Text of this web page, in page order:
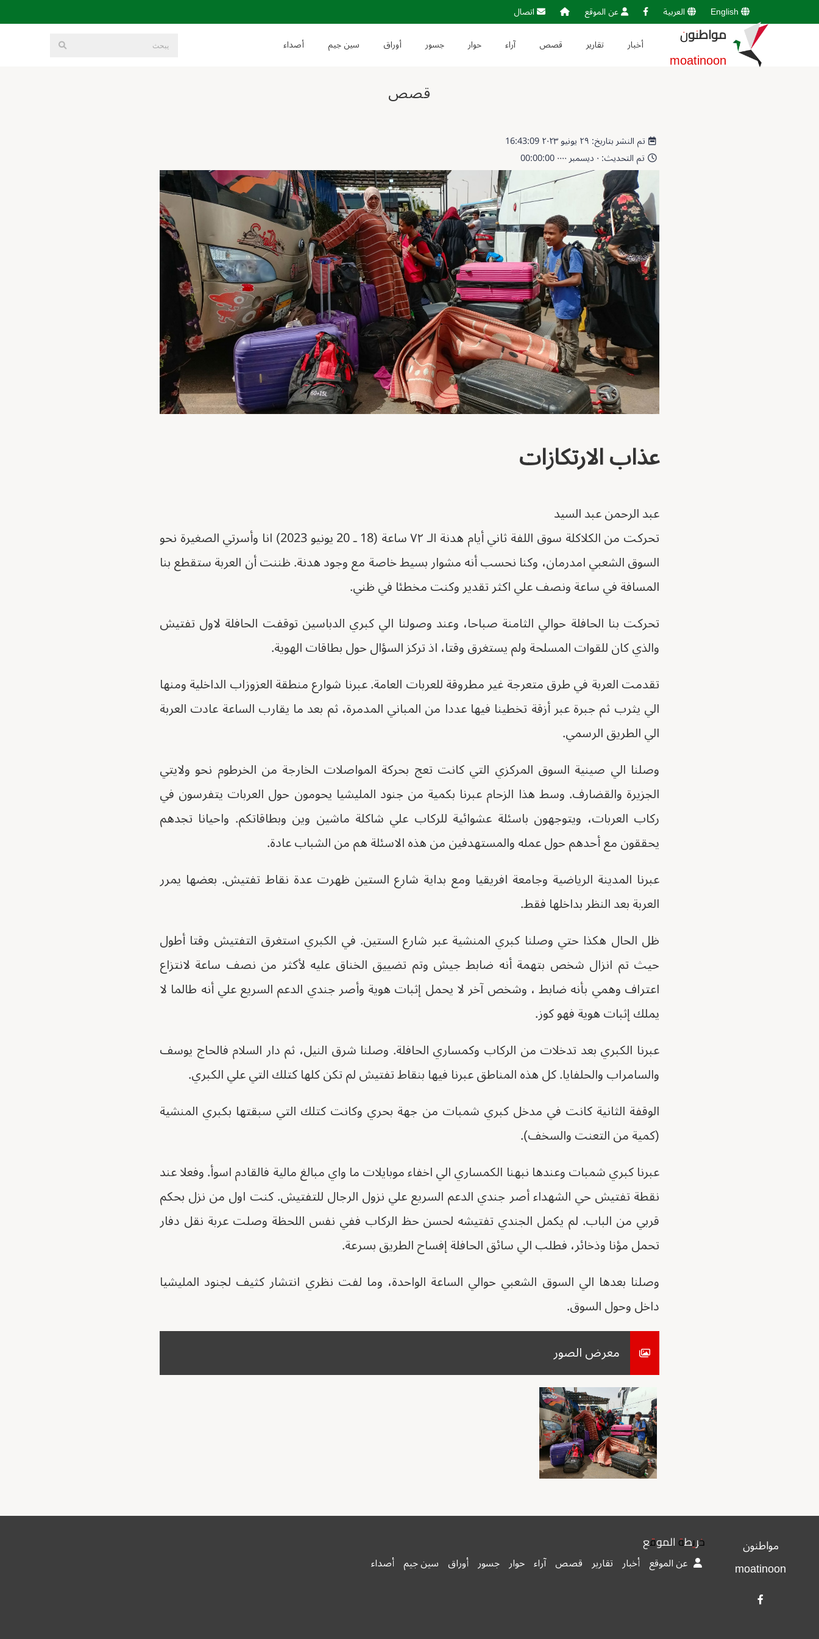
English العربية عن الموقع اتصال
مواطنون
moatinoon
أخبار تقارير قصص آراء حوار جسور أوراق سين جيم أصداء
قصص
تم النشر بتاريخ: ٢٩ يونيو ٢٠٢٣ 16:43:09
تم التحديث: ٠ ديسمبر ٠٠٠٠ 00:00:00
عذاب الارتكازات
عبد الرحمن عبد السيد
تحركت من الكلاكلة سوق اللفة ثاني أيام هدنة الـ ٧٢ ساعة (18 ـ 20 يونيو 2023) انا وأسرتي الصغيرة نحو
السوق الشعبي امدرمان، وكنا نحسب أنه مشوار بسيط خاصة مع وجود هدنة. ظننت أن العربة ستقطع بنا
المسافة في ساعة ونصف علي اكثر تقدير وكنت مخطئا في ظني.
تحركت بنا الحافلة حوالي الثامنة صباحا، وعند وصولنا الي كبري الدباسين توقفت الحافلة لاول تفتيش
والذي كان للقوات المسلحة ولم يستغرق وقتا، اذ تركز السؤال حول بطاقات الهوية.
تقدمت العربة في طرق متعرجة غير مطروقة للعربات العامة. عبرنا شوارع منطقة العزوزاب الداخلية ومنها
الي يثرب ثم جبرة عبر أزقة تخطينا فيها عددا من المباني المدمرة، ثم بعد ما يقارب الساعة عادت العربة
الي الطريق الرسمي.
وصلنا الي صينية السوق المركزي التي كانت تعج بحركة المواصلات الخارجة من الخرطوم نحو ولايتي
الجزيرة والقضارف. وسط هذا الزحام عبرنا بكمية من جنود المليشيا يحومون حول العربات يتفرسون في
ركاب العربات، ويتوجهون باسئلة عشوائية للركاب علي شاكلة ماشين وين وبطاقاتكم. واحيانا تجدهم
يحققون مع أحدهم حول عمله والمستهدفين من هذه الاسئلة هم من الشباب عادة.
عبرنا المدينة الرياضية وجامعة افريقيا ومع بداية شارع الستين ظهرت عدة نقاط تفتيش. بعضها يمرر
العربة بعد النظر بداخلها فقط.
ظل الحال هكذا حتي وصلنا كبري المنشية عبر شارع الستين. في الكبري استغرق التفتيش وقتا أطول
حيث تم انزال شخص بتهمة أنه ضابط جيش وتم تضييق الخناق عليه لأكثر من نصف ساعة لانتزاع
اعتراف وهمي بأنه ضابط ، وشخص آخر لا يحمل إثبات هوية وأصر جندي الدعم السريع علي أنه طالما لا
يملك إثبات هوية فهو كوز.
عبرنا الكبري بعد تدخلات من الركاب وكمساري الحافلة. وصلنا شرق النيل، ثم دار السلام فالحاج يوسف
والسامراب والحلفايا. كل هذه المناطق عبرنا فيها بنقاط تفتيش لم تكن كلها كتلك التي علي الكبري.
الوقفة الثانية كانت في مدخل كبري شمبات من جهة بحري وكانت كتلك التي سبقتها بكبري المنشية
(كمية من التعنت والسخف).
عبرنا كبري شمبات وعندها نبهنا الكمساري الي اخفاء موبايلات ما واي مبالغ مالية فالقادم اسوأ. وفعلا عند
نقطة تفتيش حي الشهداء أصر جندي الدعم السريع علي نزول الرجال للتفتيش. كنت اول من نزل بحكم
قربي من الباب. لم يكمل الجندي تفتيشه لحسن حظ الركاب ففي نفس اللحظة وصلت عربة نقل دفار
تحمل مؤنا وذخائر، فطلب الي سائق الحافلة إفساح الطريق بسرعة.
وصلنا بعدها الي السوق الشعبي حوالي الساعة الواحدة، وما لفت نظري انتشار كثيف لجنود المليشيا
داخل وحول السوق.
معرض الصور
مواطنون
moatinoon
خريطة الموقع
عن الموقع أخبار تقارير قصص آراء حوار جسور أوراق سين جيم أصداء